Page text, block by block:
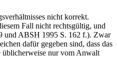
nicht korrekt.
Fall nicht rechtsgültig, und
und ABSH 1995 S. 162 f.). Zwar
dafür gegeben sind, dass das
üblicherweise nur vom Anwalt